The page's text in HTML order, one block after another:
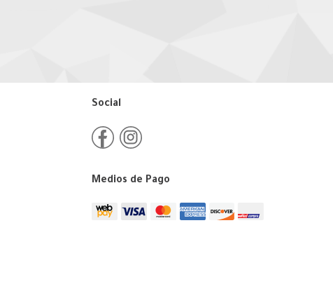
Social
Medios de Pago